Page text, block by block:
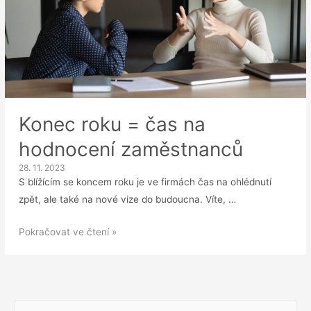
Konec roku = čas na
hodnocení zaměstnanců
28. 11. 2023
S blížícím se koncem roku je ve firmách čas na ohlédnutí
zpět, ale také na nové vize do budoucna. Víte, …
Konec
Pokračovat ve čtení »